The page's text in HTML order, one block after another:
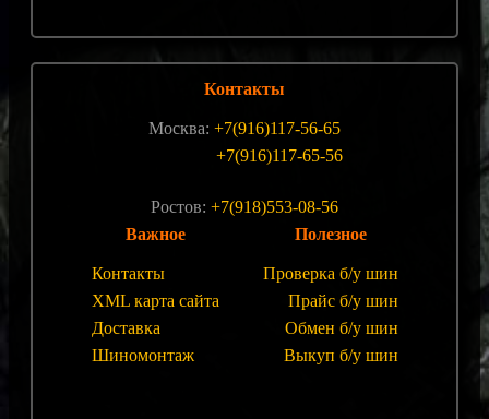
Контакты
Москва: +7(916)117-56-65
+7(916)117-65-56
Ростов: +7(918)553-08-56
Важное
Контакты
XML карта сайта
Доставка
Шиномонтаж
Полезное
Проверка б/у шин
Прайс б/у шин
Обмен б/у шин
Выкуп б/у шин